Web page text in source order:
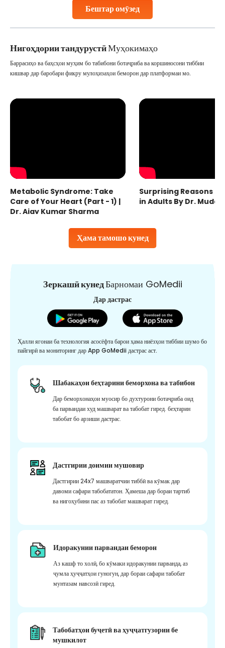
Бештар омӯзед
Нигоҳдории тандурустӣМуҳокимаҳо
Ҳама тамошо кунед
Баррасиҳо ва баҳсҳои муҳим бо табибони ботаҷриба ва коршиносони тиббии
кишвар дар баробари фикру мулоҳизаҳои беморон дар платформаи мо.
Metabolic Syndrome: Take
Care of Your Heart (Part - 1) |
Dr. Ajay Kumar Sharma
Surprising Reasons
in Adults By Dr.
Зеркашӣ кунедБарномаи GoMedii
Дар дастрас
Ҳалли ягонаи ба технология асосёфта барои ҳама ниёзҳои тиббии шумо бо
пайгирӣ ва мониторинг дар App GoMedii дастрас аст.
Шабакаҳои беҳтарини беморхона ва табибон
Дар беморхонаҳои муосир бо духтурони ботаҷриба оид
ба парвандаи худ машварат ва табобат гиред. беҳтарин
табобат бо арзиши дастрас.
Дастгирии доимии мушовир
Дастгирии 24x7 машваратчии тиббӣ ва кӯмак дар
давоми сафари табобататон. Ҳамеша дар бораи тартиб
ва нигоҳубини пас аз табобат машварат гиред.
Идоракунии парвандаи беморон
Аз кашф то холӣ, бо кӯмаки идоракунии парванда, аз
ҷумла ҳуҷҷатҳои гуногун, дар бораи сафари табобат
мунтазам навсозӣ гиред.
Табобатҳои буҷетӣ ва ҳуҷҷатгузории бе
мушкилот